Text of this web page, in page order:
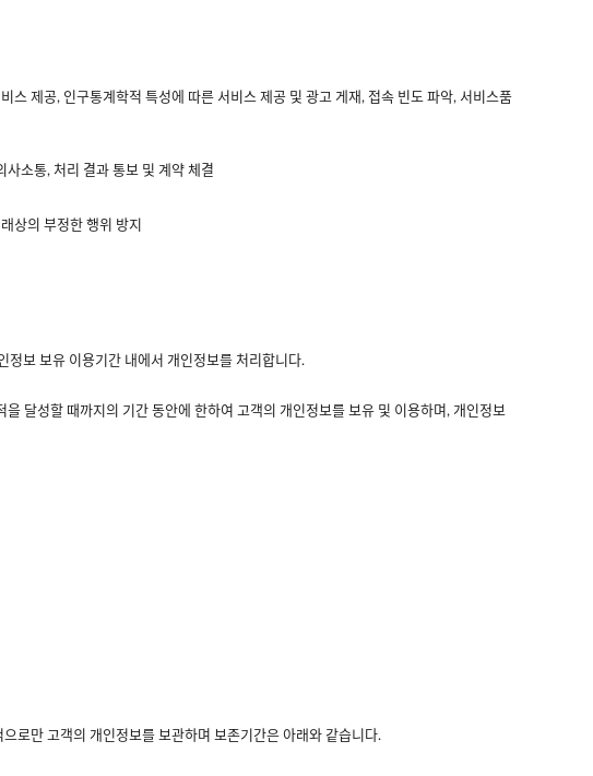
제공, 인구통계학적 특성에 따른 서비스 제공 및 광고 게재, 접속 빈도 파악, 서비스품
소통, 처리 결과 통보 및 계약 체결
상의 부정한 행위 방지
정보 보유 이용기간 내에서 개인정보를 처리합니다.
달성할 때까지의 기간 동안에 한하여 고객의 개인정보를 보유 및 이용하며, 개인정보
로만 고객의 개인정보를 보관하며 보존기간은 아래와 같습니다.